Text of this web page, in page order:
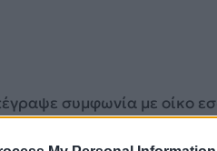
συμφωνία με οίκο